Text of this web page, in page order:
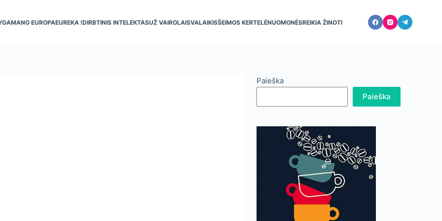
MANO EUROPAEUREKA !DIRBTINIS INTELEKTASUŽ VAIROLAISVALAIKISŠEIMOS KERTELĖNUOMONĖSREIKIA ŽINOTI
Paieška
Paieška